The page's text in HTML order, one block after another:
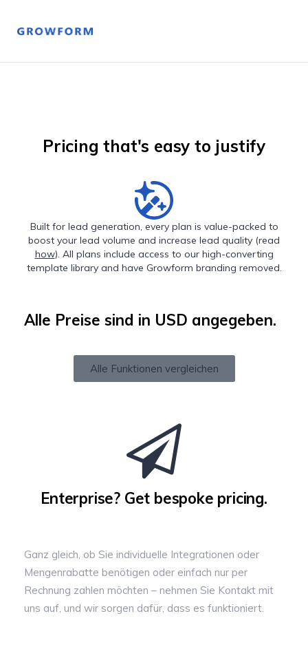
Pricing that's easy to justify
Built for lead generation, every plan is value-packed to
boost your lead volume and increase lead quality (read
how). All plans include access to our high-converting
template library and have Growform branding removed.
Alle Preise sind in USD angegeben.
Alle Funktionen vergleichen
Enterprise? Get bespoke pricing.
Ganz gleich, ob Sie individuelle Integrationen oder
Mengenrabatte benötigen oder einfach nur per
Rechnung zahlen möchten – nehmen Sie Kontakt mit
uns auf, und wir sorgen dafür, dass es funktioniert.